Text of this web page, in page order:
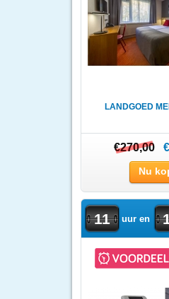
LANDGOED
€270,00
€270,00
Nu
11 uur en